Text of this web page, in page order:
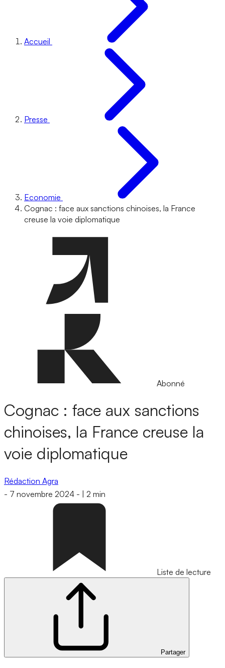
Accueil
Presse
Economie
Cognac : face aux sanctions chinoises, la France
creuse la voie diplomatique
Abonné
Cognac : face aux sanctions
chinoises, la France creuse la
voie diplomatique
Rédaction Agra
- 7 novembre 2024 - 2 min
Liste de lecture
Partager